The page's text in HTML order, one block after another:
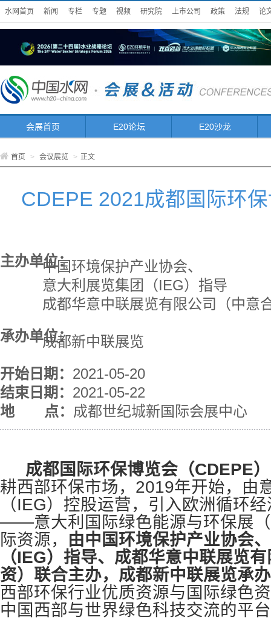
水网首页 新闻 专栏 专题 视频 研究院 上市公司 政策 法规 论
会展首页 E20论坛 E20沙龙
首页 > 会议展览 > 正文
CDEPE 2021成都国际环
主办单位：中国环境保护产业协会、
意大利展览集团（IEG）指导
成都华意中联展览有限公司（中意
承办单位：成都新中联展览
开始日期： 2021-05-20
结束日期： 2021-05-22
地 点： 成都世纪城新国际会展中心
成都国际环保博览会（CDEPE）
耕西部环保市场，2019年开始，由
（IEG）控股运营，引入欧洲循环
——意大利国际绿色能源与环保展
际资源， 由中国环境保护产业协会
（IEG）指导、成都华意中联展览
资）联合主办，成都新中联展览承
西部环保行业优质资源与国际绿色
中国西部与世界绿色科技交流的平